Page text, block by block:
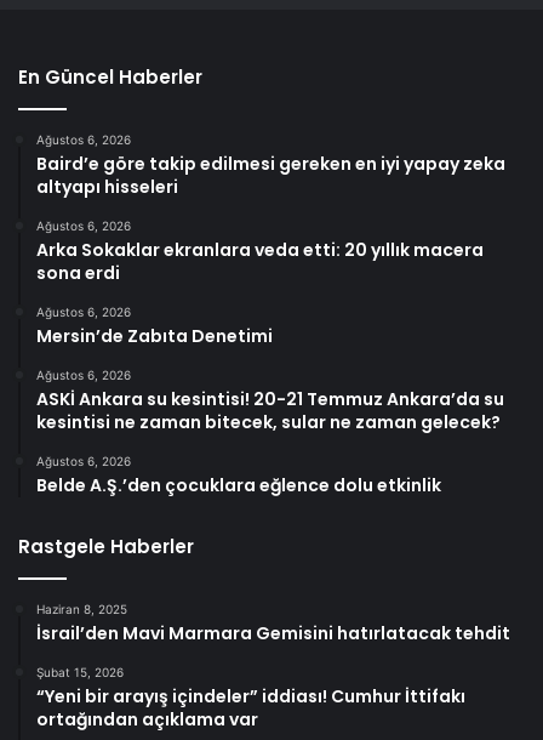
En Güncel Haberler
Ağustos 6, 2026
Baird’e göre takip edilmesi gereken en iyi yapay zeka
altyapı hisseleri
Ağustos 6, 2026
Arka Sokaklar ekranlara veda etti: 20 yıllık macera
sona erdi
Ağustos 6, 2026
Mersin’de Zabıta Denetimi
Ağustos 6, 2026
ASKİ Ankara su kesintisi! 20-21 Temmuz Ankara’da su
kesintisi ne zaman bitecek, sular ne zaman gelecek?
Ağustos 6, 2026
Belde A.Ş.’den çocuklara eğlence dolu etkinlik
Rastgele Haberler
Haziran 8, 2025
İsrail’den Mavi Marmara Gemisini hatırlatacak tehdit
Şubat 15, 2026
“Yeni bir arayış içindeler” iddiası! Cumhur İttifakı
ortağından açıklama var